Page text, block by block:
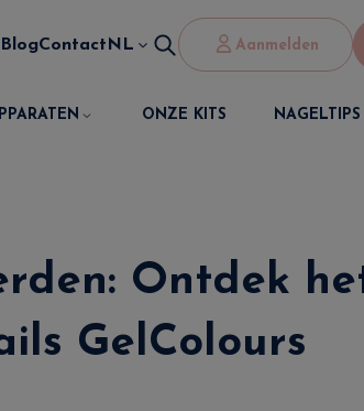
BlogContact NL Aanmelden
ONZE KITS
Ontdek
GelColours